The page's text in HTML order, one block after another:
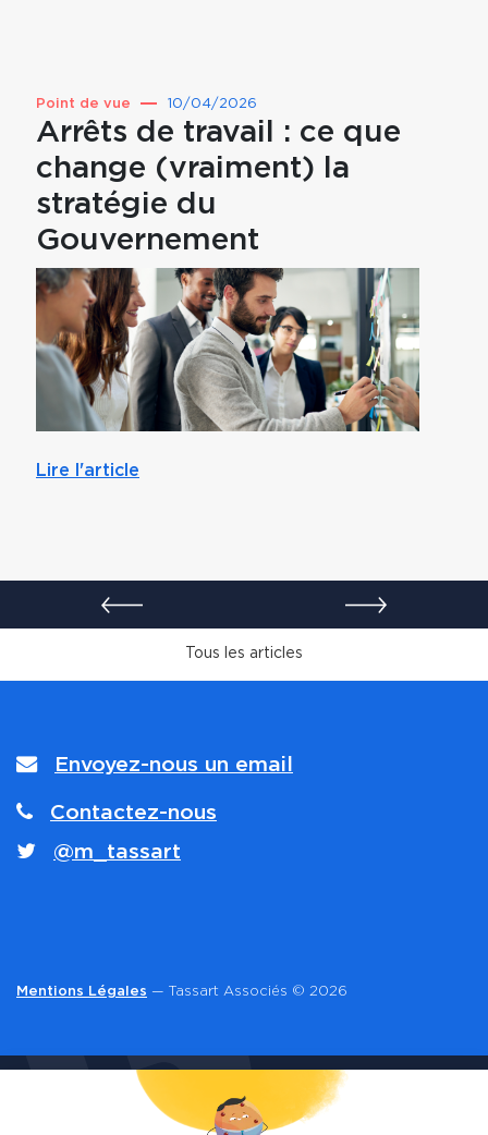
Point de vue 10/04/2026
Arrêts de travail : ce que
change (vraiment) la
stratégie du
Gouvernement
Lire l'article
Envoyez-nous un email
Contactez-nous
@m_tassart
Mentions Légales — Tassart Associés © 2026
CONTACT